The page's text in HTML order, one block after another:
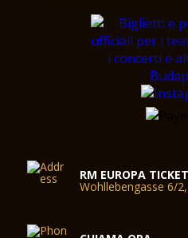
RM EUROPA
Wohllebengasse 6/